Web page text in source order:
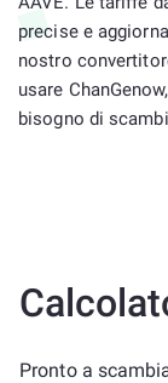
precise e
nostro
usare
bisogno di
Pronto a